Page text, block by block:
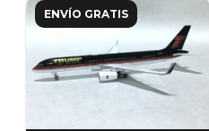
ENVÍO GRATIS